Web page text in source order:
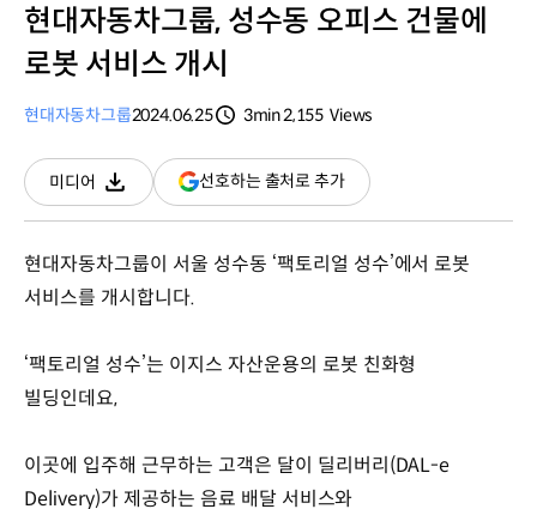
현대자동차그룹, 성수동 오피스 건물에
로봇 서비스 개시
현대자동차그룹2024.06.25
3min2,155 Views
미디어
다운로드
선호하는 출처로 추가(새
창
현대자동차그룹이 서울 성수동 ‘팩토리얼 성수’에서 로봇
서비스를 개시합니다.
‘팩토리얼 성수’는 이지스 자산운용의 로봇 친화형
빌딩인데요,
이곳에 입주해 근무하는 고객은 달이 딜리버리(DAL-e
Delivery)가 제공하는 음료 배달 서비스와